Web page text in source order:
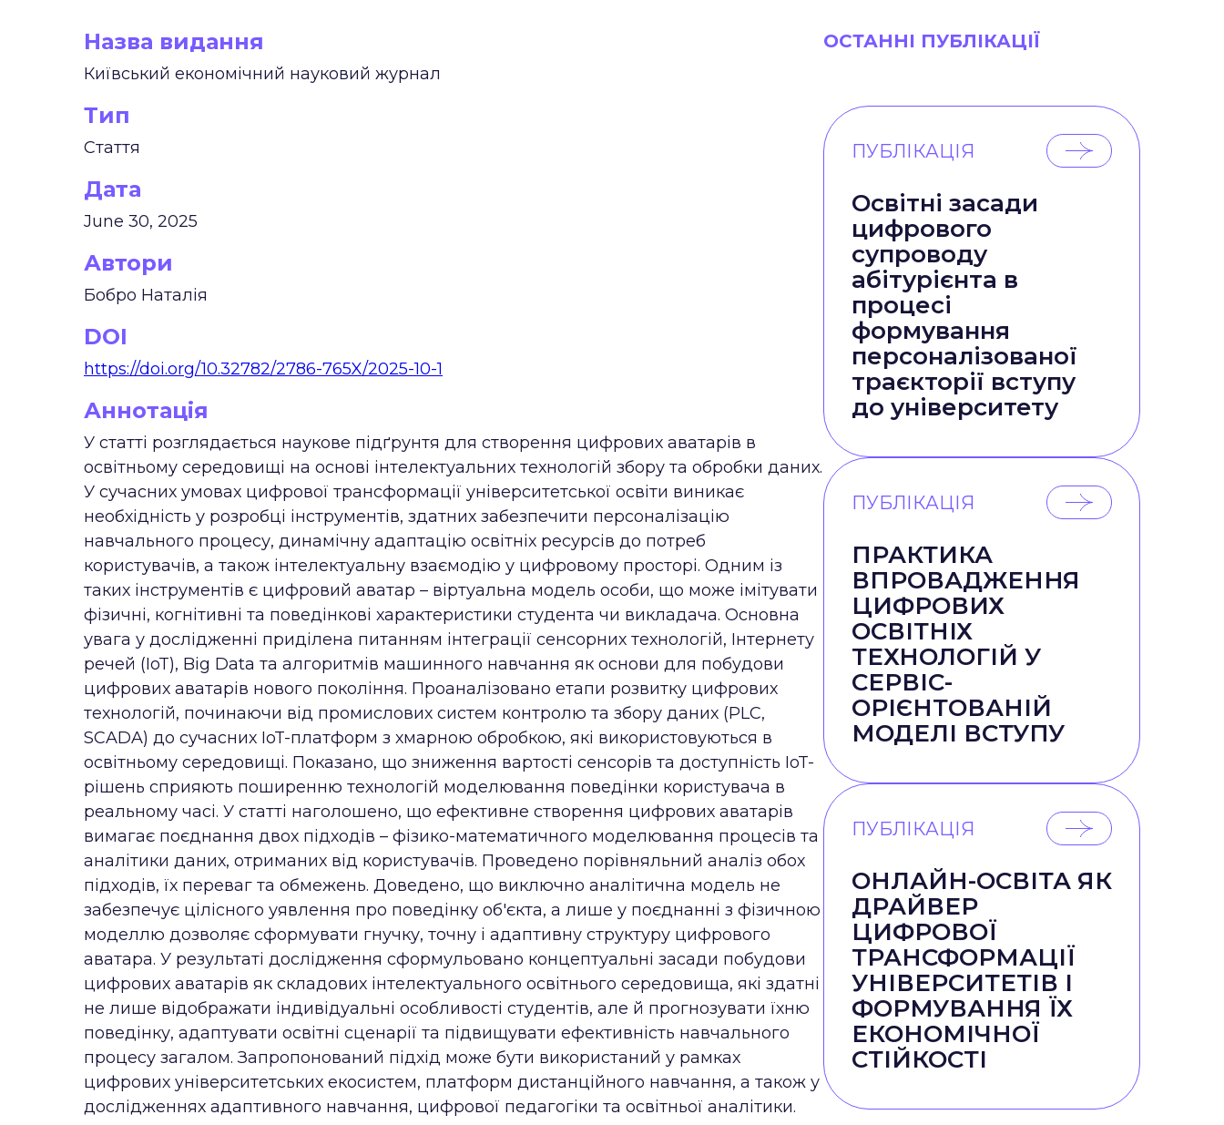
Назва видання
Київський економічний науковий журнал
Тип
Стаття
Дата
June 30, 2025
Автори
Бобро Наталія
DOI
https://doi.org/10.32782/2786-765X/2025-10-1
Аннотація
У статті розглядається наукове підґрунтя для створення цифрових аватарів в
освітньому середовищі на основі інтелектуальних технологій збору та обробки даних.
У сучасних умовах цифрової трансформації університетської освіти виникає
необхідність у розробці інструментів, здатних забезпечити персоналізацію
навчального процесу, динамічну адаптацію освітніх ресурсів до потреб
користувачів, а також інтелектуальну взаємодію у цифровому просторі. Одним із
таких інструментів є цифровий аватар – віртуальна модель особи, що може імітувати
фізичні, когнітивні та поведінкові характеристики студента чи викладача. Основна
увага у дослідженні приділена питанням інтеграції сенсорних технологій, Інтернету
речей (IoT), Big Data та алгоритмів машинного навчання як основи для побудови
цифрових аватарів нового покоління. Проаналізовано етапи розвитку цифрових
технологій, починаючи від промислових систем контролю та збору даних (PLC,
SCADA) до сучасних IoT-платформ з хмарною обробкою, які використовуються в
освітньому середовищі. Показано, що зниження вартості сенсорів та доступність IoT-
рішень сприяють поширенню технологій моделювання поведінки користувача в
реальному часі. У статті наголошено, що ефективне створення цифрових аватарів
вимагає поєднання двох підходів – фізико-математичного моделювання процесів та
аналітики даних, отриманих від користувачів. Проведено порівняльний аналіз обох
підходів, їх переваг та обмежень. Доведено, що виключно аналітична модель не
забезпечує цілісного уявлення про поведінку об'єкта, а лише у поєднанні з фізичною
моделлю дозволяє сформувати гнучку, точну і адаптивну структуру цифрового
аватара. У результаті дослідження сформульовано концептуальні засади побудови
цифрових аватарів як складових інтелектуального освітнього середовища, які здатні
не лише відображати індивідуальні особливості студентів, але й прогнозувати їхню
поведінку, адаптувати освітні сценарії та підвищувати ефективність навчального
процесу загалом. Запропонований підхід може бути використаний у рамках
цифрових університетських екосистем, платформ дистанційного навчання, а також у
дослідженнях адаптивного навчання, цифрової педагогіки та освітньої аналітики.
ОСТАННІ ПУБЛІКАЦІЇ
ПУБЛІКАЦІЯ
Освітні засади
цифрового
супроводу
абітурієнта в
процесі
формування
персоналізованої
траєкторії вступу
до університету
ПУБЛІКАЦІЯ
ПРАКТИКА
ВПРОВАДЖЕННЯ
ЦИФРОВИХ
ОСВІТНІХ
ТЕХНОЛОГІЙ У
СЕРВІС-
ОРІЄНТОВАНІЙ
МОДЕЛІ ВСТУПУ
ПУБЛІКАЦІЯ
ОНЛАЙН-ОСВІТА ЯК
ДРАЙВЕР
ЦИФРОВОЇ
ТРАНСФОРМАЦІЇ
УНІВЕРСИТЕТІВ І
ФОРМУВАННЯ ЇХ
ЕКОНОМІЧНОЇ
СТІЙКОСТІ